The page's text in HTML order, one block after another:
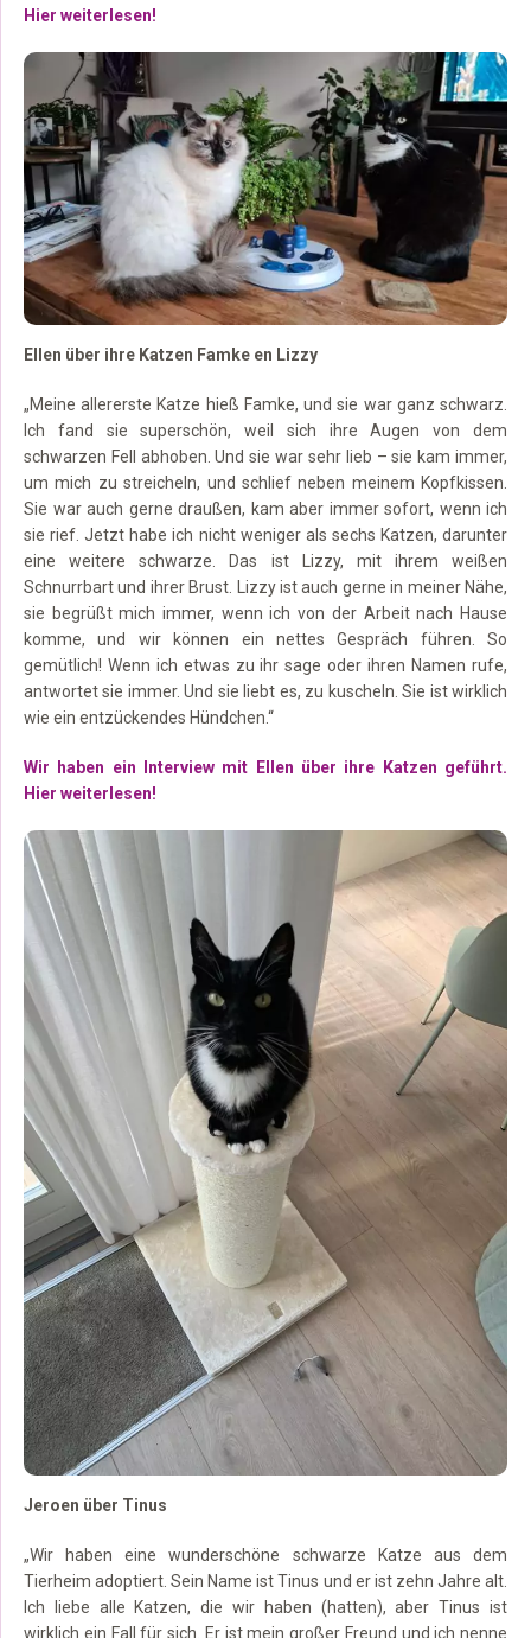
Hier weiterlesen!
Ellen über ihre Katzen Famke en Lizzy
„Meine allererste Katze hieß Famke, und sie war ganz schwarz.
Ich fand sie superschön, weil sich ihre Augen von dem
schwarzen Fell abhoben. Und sie war sehr lieb – sie kam immer,
um mich zu streicheln, und schlief neben meinem Kopfkissen.
Sie war auch gerne draußen, kam aber immer sofort, wenn ich
sie rief. Jetzt habe ich nicht weniger als sechs Katzen, darunter
eine weitere schwarze. Das ist Lizzy, mit ihrem weißen
Schnurrbart und ihrer Brust. Lizzy ist auch gerne in meiner Nähe,
sie begrüßt mich immer, wenn ich von der Arbeit nach Hause
komme, und wir können ein nettes Gespräch führen. So
gemütlich! Wenn ich etwas zu ihr sage oder ihren Namen rufe,
antwortet sie immer. Und sie liebt es, zu kuscheln. Sie ist wirklich
wie ein entzückendes Hündchen.“
Wir haben ein Interview mit Ellen über ihre Katzen geführt.
Hier weiterlesen!
Jeroen über Tinus
„Wir haben eine wunderschöne schwarze Katze aus dem
Tierheim adoptiert. Sein Name ist Tinus und er ist zehn Jahre alt.
Ich liebe alle Katzen, die wir haben (hatten), aber Tinus ist
wirklich ein Fall für sich. Er ist mein großer Freund und ich nenne